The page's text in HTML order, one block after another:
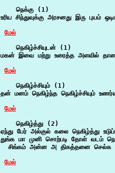
    நெக்கு (1)
உரிய சிந்துவுக்கு அரசனது இரு புயம்
மேல்
    நெகிழ்ச்சியுடன் (1)
மகன் இவை மற்று உரைத்த அளவில் தாதை
மேல்
    நெகிழ்ச்சியும் (1)
தன் மனம் நெகிழ்ந்த நெகிழ்ச்சியும்
மேல்
    நெகிழ்த்து (2)
ஏந்து பேர் அல்குல் கலை நெகிழ்த்து
துங்க மா முனி சொற்படி தோள் வடம்
சிங்கம் அன்ன அ திகத்தனை செல்க
மேல்